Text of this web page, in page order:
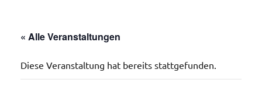
« Alle Veranstaltungen
Diese Veranstaltung hat bereits stattgefunden.